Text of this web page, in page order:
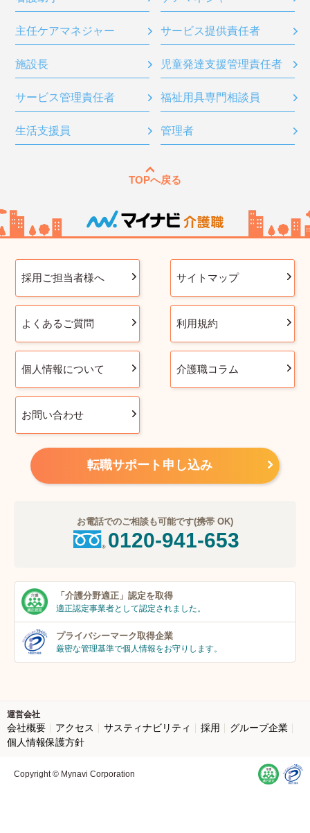
主任ケアマネジャー サービス提供責任者
施設長 児童発達支援管理責任者
サービス管理責任者 福祉用具専門相談員
生活支援員 管理者
TOPへ戻る
採用ご担当者様へ サイトマップ
よくあるご質問 利用規約
個人情報について 介護職コラム
お問い合わせ
転職サポート申し込み
お電話でのご相談も可能です(携帯 OK)
0120-941-653
「介護分野適正」 認定を取得
適正認定事業者として認定されました。
プライバシーマーク取得企業
厳密な管理基準で個人情報をお守りします。
運営会社
会社概要 アクセス サスティナビリティ 採用
グループ企業
個人情報保護方針
Copyright © Mynavi Corporation